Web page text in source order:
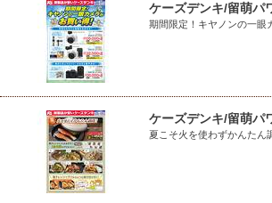
ケーズデンキ/留萌パ
期間限定！キヤノンの一眼
ケーズデンキ/留萌パ
夏こそ火を使わずかんたん